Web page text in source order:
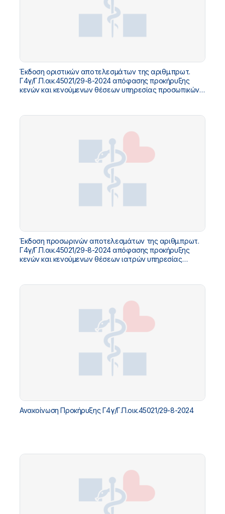
Έκδοση οριστικών αποτελεσμάτων της αριθμ.πρωτ.
Γ4γ/Γ.Π.οικ.45021/29-8-2024 απόφασης προκήρυξης
κενών και κενούμενων θέσεων υπηρεσίας προσωπικών
Έκδοση προσωρινών αποτελεσμάτων της αριθμ.πρωτ.
Γ4γ/Γ.Π.οικ.45021/29-8-2024 απόφασης προκήρυξης
κενών και κενούμενων θέσεων ιατρών υπηρεσίας
Ανακοίνωση Προκήρυξης Γ4γ/Γ.Π.οικ.45021/29-8-2024